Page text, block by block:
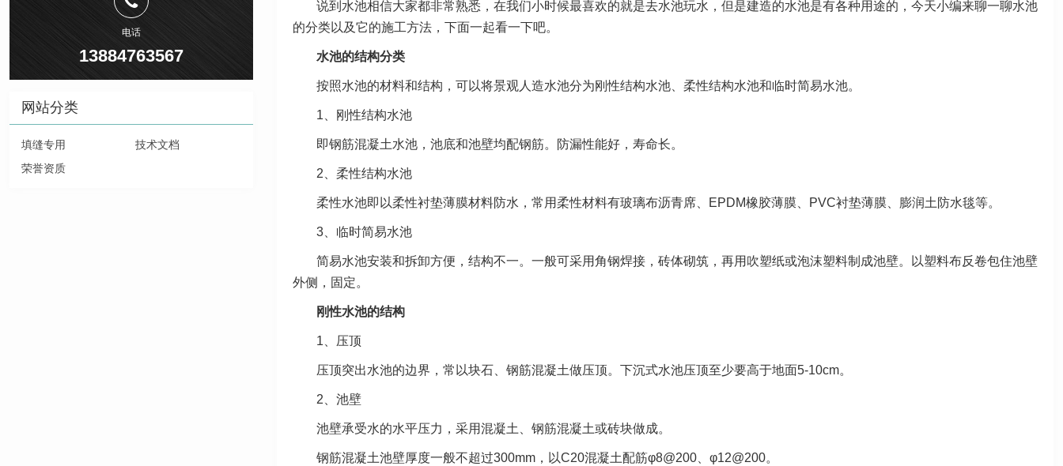
说到水池相信大家都非常熟悉，在我们小时候最喜欢的就是去水池玩水，但是建造的水池是有各种用途的，今天小编来聊一聊水池
的分类以及它的施工方法，下面一起看一下吧。
水池的结构分类
按照水池的材料和结构，可以将景观人造水池分为刚性结构水池、柔性结构水池和临时简易水池。
1、刚性结构水池
即钢筋混凝土水池，池底和池壁均配钢筋。防漏性能好，寿命长。
2、柔性结构水池
柔性水池即以柔性衬垫薄膜材料防水，常用柔性材料有玻璃布沥青席、EPDM橡胶薄膜、PVC衬垫薄膜、膨润土防水毯等。
3、临时简易水池
简易水池安装和拆卸方便，结构不一。一般可采用角钢焊接，砖体砌筑，再用吹塑纸或泡沫塑料制成池壁。以塑料布反卷包住池壁
外侧，固定。
刚性水池的结构
1、压顶
压顶突出水池的边界，常以块石、钢筋混凝土做压顶。下沉式水池压顶至少要高于地面5-10cm。
2、池壁
池壁承受水的水平压力，采用混凝土、钢筋混凝土或砖块做成。
钢筋混凝土池壁厚度一般不超过300mm，以C20混凝土配筋φ8@200、φ12@200。
电话
13884763567
网站分类
填缝专用
技术文档
荣誉资质